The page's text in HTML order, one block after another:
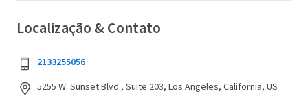
Localização & Contato
2133255056
5255 W. Sunset Blvd., Suite 203, Los Angeles, California, US